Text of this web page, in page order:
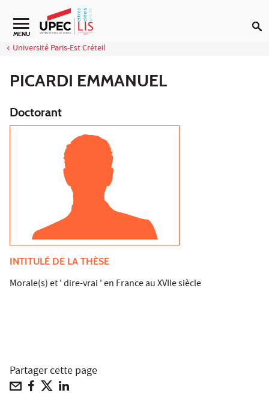
Aller au contenu
Navigation secondaire
MENU
Université Paris-Est Créteil
PICARDI EMMANUEL
Doctorant
INTITULÉ DE LA THÈSE
Morale(s) et ' dire-vrai ' en France au XVIIe siècle
Partager cette page